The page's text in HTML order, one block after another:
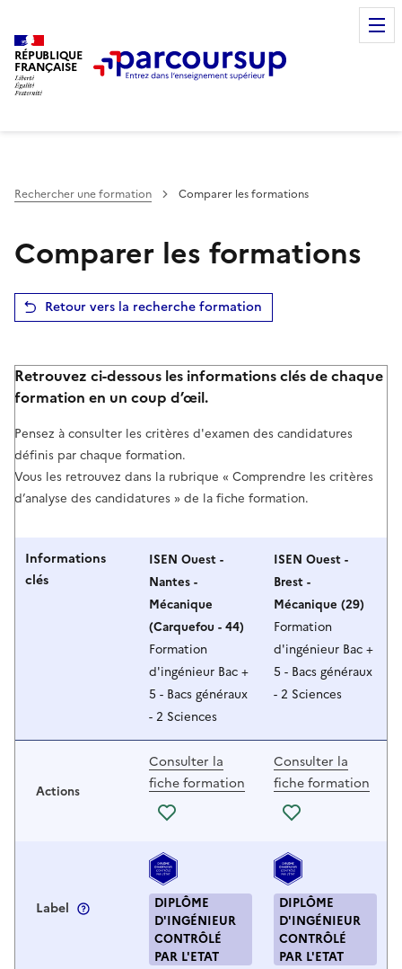
RÉPUBLIQUE
FRANÇAISE
Rechercher une formation Comparer les formations
Comparer les formations
Retour vers la recherche formation
Pensez à consulter les critères d'examen des candidatures
définis par chaque formation.
Vous les retrouvez dans la rubrique « Comprendre les critères
d’analyse des candidatures » de la fiche formation.
Retrouvez ci-dessous les informations clés de chaque
formation en un coup d’œil.
Informations
clés
ISEN Ouest -
Nantes -
Mécanique
(Carquefou - 44)
Formation
d'ingénieur Bac +
5 - Bacs généraux
- 2 Sciences
ISEN Ouest -
Brest -
Mécanique (29)
Formation
d'ingénieur Bac +
5 - Bacs généraux
- 2 Sciences
Actions
Consulter la
fiche formation
Se connecter pour ajouter la
Consulter la
fiche formation
Label
DIPLÔME
D'INGÉNIEUR
CONTRÔLÉ
PAR L'ETAT
DIPLÔME
D'INGÉNIEUR
CONTRÔLÉ
PAR L'ETAT